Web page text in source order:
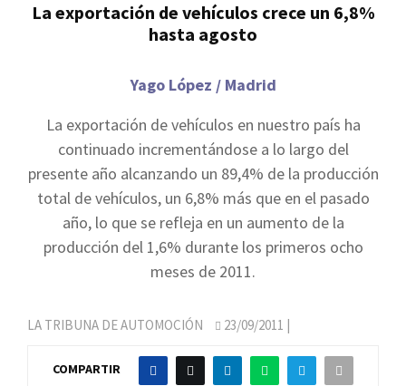
La exportación de vehículos crece un 6,8%
hasta agosto
Yago López / Madrid
La exportación de vehículos en nuestro país ha
continuado incrementándose a lo largo del
presente año alcanzando un 89,4% de la producción
total de vehículos, un 6,8% más que en el pasado
año, lo que se refleja en un aumento de la
producción del 1,6% durante los primeros ocho
meses de 2011.
LA TRIBUNA DE AUTOMOCIÓN 23/09/2011 |
COMPARTIR